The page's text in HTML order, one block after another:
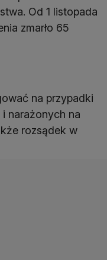
Od 1 listopada
zmarło 65
na przypadki
narażonych na
rozsądek w